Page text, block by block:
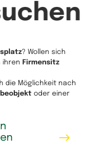
? Wollen sich
ihren Firmensitz
die Möglichkeit nach
oder einer